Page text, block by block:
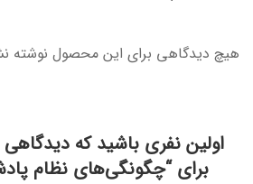
هیچ دیدگاهی برای این محصول نوشته
اولین نفری باشید که
برای “چگونگی‌های نظام